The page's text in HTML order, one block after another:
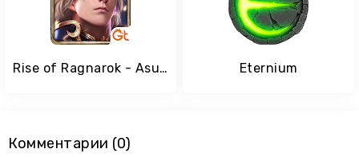
Rise of Ragnarok - Asunder Eternium
Комментарии (0)